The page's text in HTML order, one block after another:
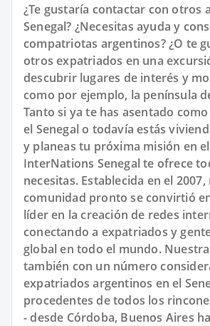
¿Te gustaría contactar con otros
Senegal? ¿Necesitas ayuda y
compatriotas argentinos? ¿O te
otros expatriados en una
descubrir lugares de interés y
como por ejemplo, la península
Tanto si ya te has asentado
el Senegal o todavía estás
y planeas tu próxima misión en
InterNations Senegal te ofrece
necesitas. Establecida en el
comunidad pronto se convirtió
líder en la creación de redes
conectando a expatriados y
global en todo el mundo.
también con un número
expatriados argentinos en el
procedentes de todos los
- desde Córdoba, Buenos Aires